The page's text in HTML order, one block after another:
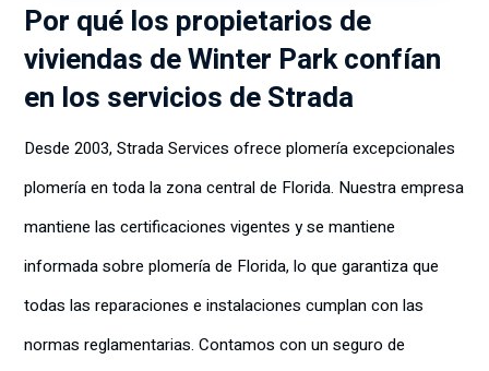
Por qué los propietarios de
viviendas de Winter Park confían
en los servicios de Strada
Desde 2003, Strada Services ofrece plomería excepcionales
plomería en toda la zona central de Florida. Nuestra empresa
mantiene las certificaciones vigentes y se mantiene
informada sobre plomería de Florida, lo que garantiza que
todas las reparaciones e instalaciones cumplan con las
normas reglamentarias. Contamos con un seguro de